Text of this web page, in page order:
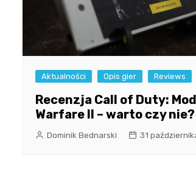
Aktualności Opis gier Reviews
Recenzja Call of Duty:
Warfare II – warto czy nie?
Dominik Bednarski 31